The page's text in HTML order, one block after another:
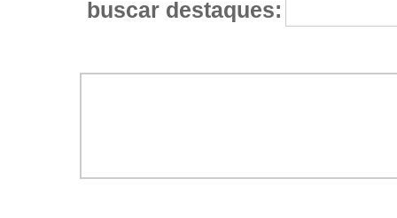
buscar destaques: